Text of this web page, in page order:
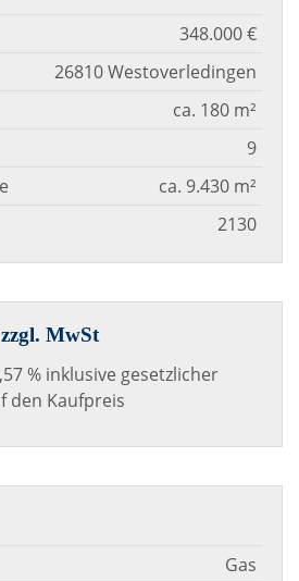
348.000 €
26810 Westoverledingen
ca. 180 m²
9
ca. 9.430 m²
2130
MwSt
% inklusive gesetzlicher
den Kaufpreis
Gas